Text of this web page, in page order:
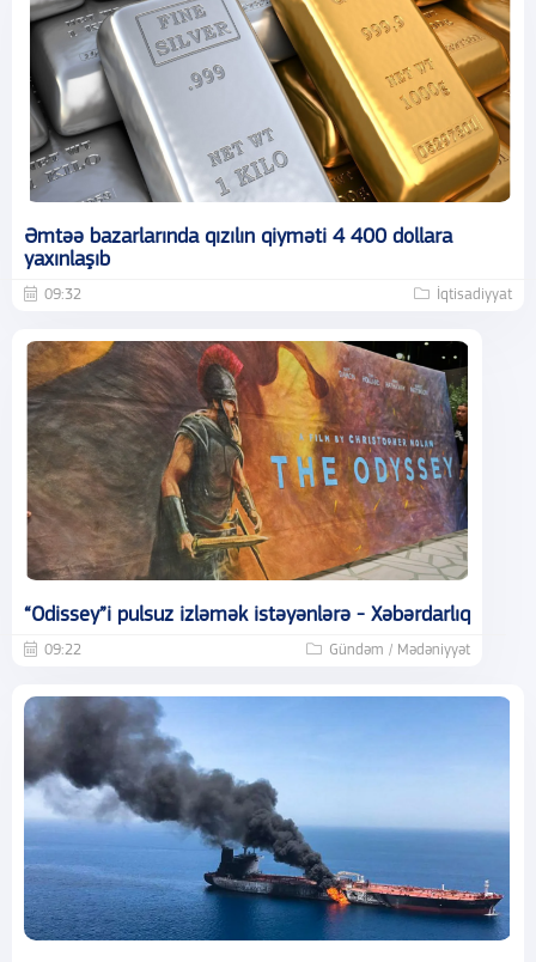
Əmtəə bazarlarında qızılın qiyməti 4 400 dollara
yaxınlaşıb
09:32 İqtisadiyyat
“Odissey”i pulsuz izləmək istəyənlərə - Xəbərdarlıq
09:22 Gündəm / Mədəniyyət